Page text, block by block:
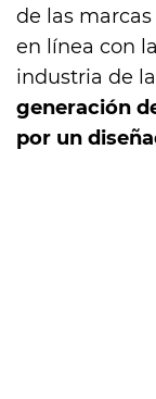
de las
en línea con
industria de
generación
por un